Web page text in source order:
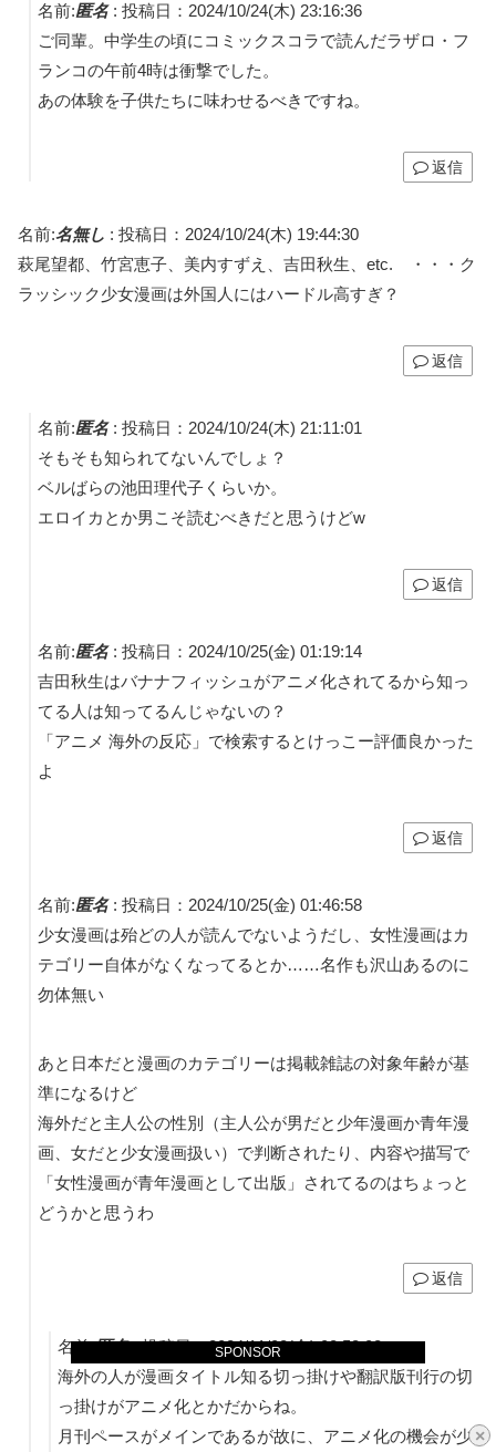
×
SPONSOR
名前:匿名: 投稿日：2024/10/24(木) 23:16:36
ご同輩。中学生の頃にコミックスコラで読んだラザロ・フ
ランコの午前4時は衝撃でした。
あの体験を子供たちに味わせるべきですね。
返信
名前:名無し : 投稿日：2024/10/24(木) 19:44:30
萩尾望都、竹宮恵子、美内すずえ、吉田秋生、etc. ・・・ク
ラッシック少女漫画は外国人にはハードル高すぎ？
返信
名前:匿名: 投稿日：2024/10/24(木) 21:11:01
そもそも知られてないんでしょ？
ベルばらの池田理代子くらいか。
エロイカとか男こそ読むべきだと思うけどw
返信
名前:匿名: 投稿日：2024/10/25(金) 01:19:14
吉田秋生はバナナフィッシュがアニメ化されてるから知っ
てる人は知ってるんじゃないの？
「アニメ 海外の反応」で検索するとけっこー評価良かった
よ
返信
名前:匿名: 投稿日：2024/10/25(金) 01:46:58
少女漫画は殆どの人が読んでないようだし、女性漫画はカ
テゴリー自体がなくなってるとか……名作も沢山あるのに
勿体無い
あと日本だと漫画のカテゴリーは掲載雑誌の対象年齢が基
準になるけど
海外だと主人公の性別（主人公が男だと少年漫画か青年漫
画、女だと少女漫画扱い）で判断されたり、内容や描写で
「女性漫画が青年漫画として出版」されてるのはちょっと
どうかと思うわ
返信
名前:匿名: 投稿日：2024/11/08(金) 08:53:08
海外の人が漫画タイトル知る切っ掛けや翻訳版刊行の切
っ掛けがアニメ化とかだからね。
月刊ペースがメインであるが故に、アニメ化の機会が少